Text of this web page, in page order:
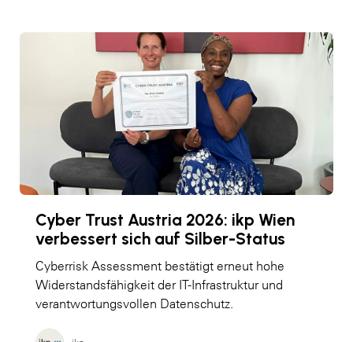
Cyber Trust Austria 2026: ikp Wien
verbessert sich auf Silber-Status
Cyberrisk Assessment bestätigt erneut hohe
Widerstandsfähigkeit der IT-Infrastruktur und
verantwortungsvollen Datenschutz.